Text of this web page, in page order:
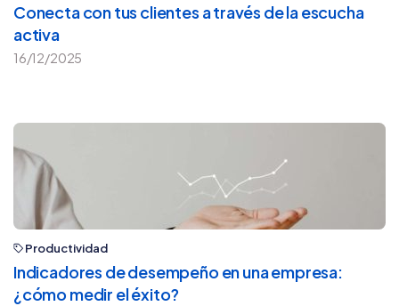
Conecta con tus clientes a través de la escucha
activa
16/12/2025
Productividad
Indicadores de desempeño en una empresa:
¿cómo medir el éxito?